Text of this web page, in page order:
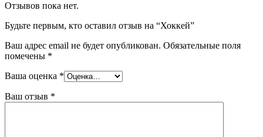
Отзывов пока нет.
Будьте первым, кто оставил отзыв на “Хоккей”
Ваш адрес email не будет опубликован. Обязательные поля
помечены *
Ваша оценка *
Ваш отзыв *